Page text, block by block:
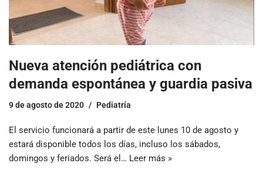
Nueva atención pediátrica con
demanda espontánea y guardia pasiva
9 de agosto de 2020 Pediatría
El servicio funcionará a partir de este lunes 10 de agosto y
estará disponible todos los días, incluso los sábados,
domingos y feriados. Será el… Leer más »